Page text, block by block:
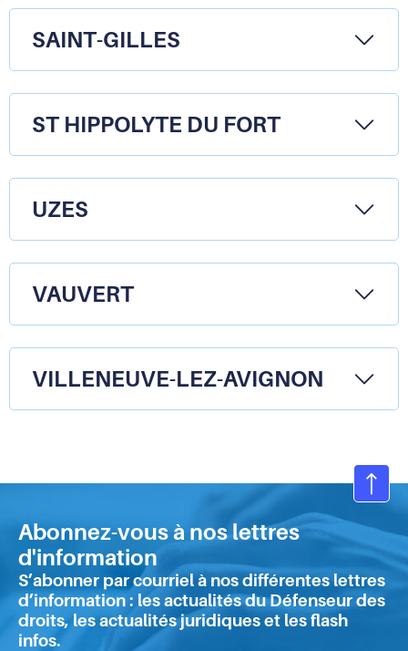
SAINT-GILLES
ST HIPPOLYTE DU FORT
UZES
VAUVERT
VILLENEUVE-LEZ-AVIGNON
de
Abonnez-vous à nos lettres
d'information
S’abonner par courriel à nos différentes lettres
d’information : les actualités du Défenseur des
droits, les actualités juridiques et les flash
infos.